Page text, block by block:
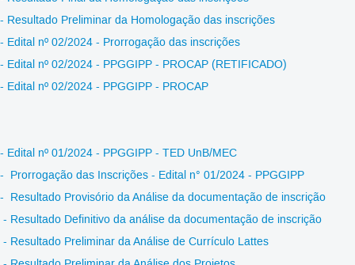
- Resultado Preliminar da Homologação das inscrições
- Edital nº 02/2024 - Prorrogação das inscrições
- Edital nº 02/2024 - PPGGIPP - PROCAP (RETIFICADO)
- Edital nº 02/2024 - PPGGIPP - PROCAP
- Edital nº 01/2024 - PPGGIPP - TED UnB/MEC
- Prorrogação das Inscrições - Edital n° 01/2024 - PPGGIPP
- Resultado Provisório da Análise da documentação de inscrição
- Resultado Definitivo da análise da documentação de inscrição
- Resultado Preliminar da Análise de Currículo Lattes